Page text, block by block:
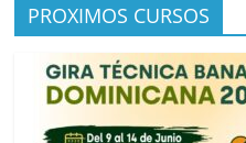
PROXIMOS CURSOS